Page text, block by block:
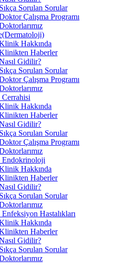
Sıkça Sorulan Sorular
Çalışma Programı
Hakkında
Haberler
Gidilir?
Sıkça Sorulan Sorular
Çalışma Programı
Hakkında
Haberler
Gidilir?
Sıkça Sorulan Sorular
Çalışma Programı
Endokrinoloji
Hakkında
Haberler
Gidilir?
Sıkça Sorulan Sorular
Hastalıkları
Hakkında
Haberler
Gidilir?
Sıkça Sorulan Sorular